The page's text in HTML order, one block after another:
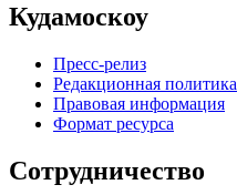
Кудамоскоу
Пресс-релиз
Редакционная политика
Правовая информация
Формат ресурса
Сотрудничество